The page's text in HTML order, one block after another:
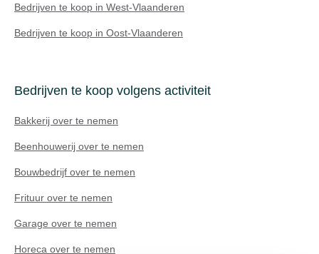
Bedrijven te koop in West-Vlaanderen
Bedrijven te koop in Oost-Vlaanderen
Bedrijven te koop volgens activiteit
Bakkerij over te nemen
Beenhouwerij over te nemen
Bouwbedrijf over te nemen
Frituur over te nemen
Garage over te nemen
Horeca over te nemen